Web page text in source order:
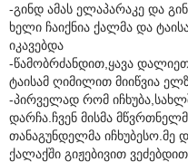
-გინდ ამას ელაპარაკე და
ხელი ჩაიქნია ქალმა და
იკავებდა
-წამობრძანდით,ყავა
ტაისამ ღიმილით მიიწვია
-პირველად რომ
დარჩა.ჩვენ მისმა
თანაგუნდელმა
ქალაქში გიჟებივით